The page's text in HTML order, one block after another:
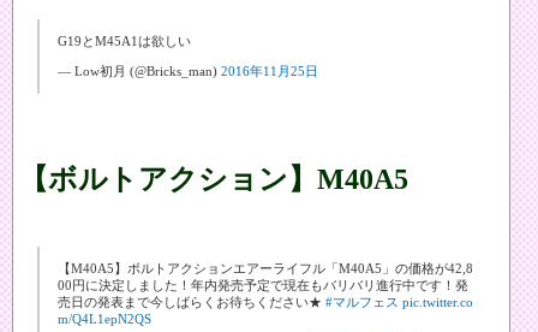
G19とM45A1は欲しい
— Low初月 (@Bricks_man) 2016年11月25日
【ボルトアクション】M40A5
【M40A5】ボルトアクションエアーライフル「M40A5」の価格が42,8
00円に決定しました！年内発売予定で現在もバリバリ進行中です！発
売日の発表まで今しばらくお待ちください★ #マルフェス pic.twitter.co
m/Q4L1epN2QS